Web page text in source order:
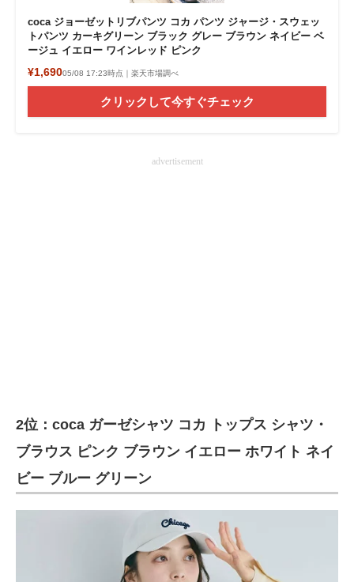
coca ジョーゼットリブパンツ コカ パンツ ジャージ・スウェッ
トパンツ カーキグリーン ブラック グレー ブラウン ネイビー ベ
ージュ イエロー ワインレッド ピンク
¥1,69005/08 17:23時点｜楽天市場調べ
クリックして今すぐチェック
advertisement
2位：coca ガーゼシャツ コカ トップス シャツ・
ブラウス ピンク ブラウン イエロー ホワイト ネイ
ビー ブルー グリーン